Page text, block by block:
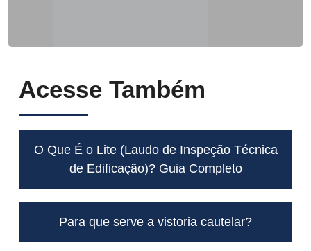
Acesse Também
O Que É o Lite (Laudo de Inspeção Técnica
de Edificação)? Guia Completo
Para que serve a vistoria cautelar?